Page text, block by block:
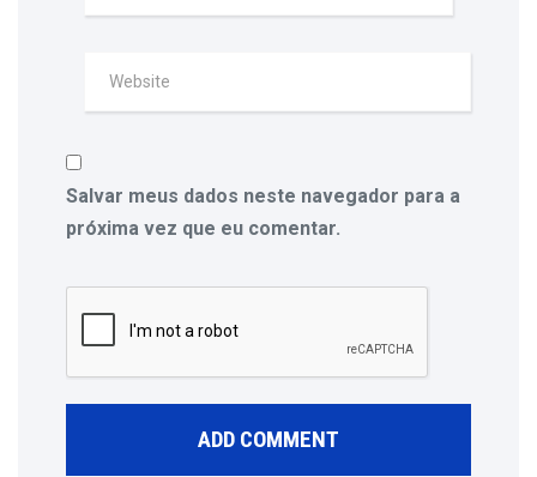
Salvar meus dados neste navegador para a
próxima vez que eu comentar.